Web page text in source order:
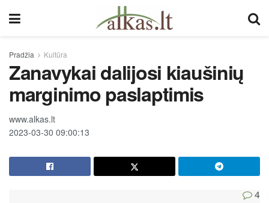
Pradžia Kultūra
Zanavykai dalijosi kiaušinių
marginimo paslaptimis
www.alkas.lt
2023-03-30 09:00:13
4